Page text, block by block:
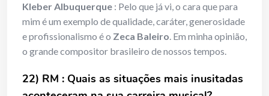
Kleber Albuquerque : Pelo que já vi, o cara que para
mim é um exemplo de qualidade, caráter, generosidade
e profissionalismo é o Zeca Baleiro. Em minha opinião,
o grande compositor brasileiro de nossos tempos.
22) RM : Quais as situações mais inusitadas